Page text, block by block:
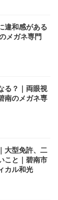
違和感がある
メガネ専門
る？｜両眼視
南のメガネ専
大型免許、二
こと｜碧南市
カル和光